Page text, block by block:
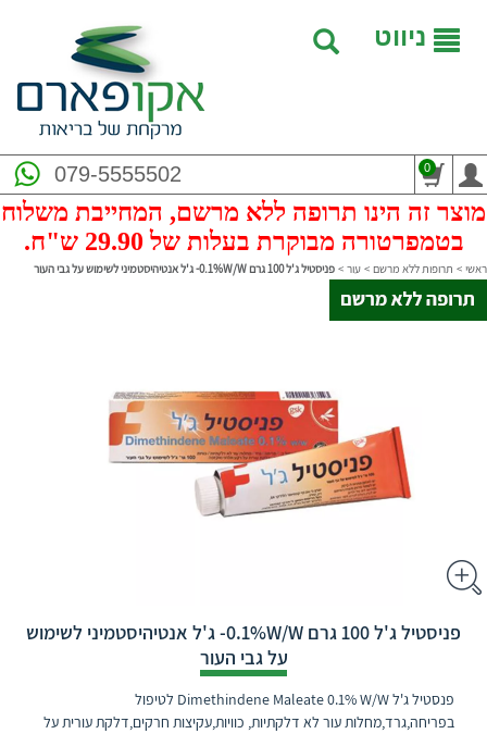
ניווט
079-5555502 0
מוצר זה הינו תרופה ללא מרשם, המחייבת משלוח
בטמפרטורה מבוקרת בעלות של 29.90 ש"ח.
ראשי > תרופות ללא מרשם > עור > פניסטיל ג'ל 100 גרם 0.1%W/W- ג'ל אנטיהיסטמיני לשימוש על גבי העור
פניסטיל ג'ל 100 גרם 0.1%W/W- ג'ל אנטיהיסטמיני לשימוש
על גבי העור
פנסטיל ג'ל Dimethindene Maleate 0.1% W/W לטיפול
בפריחה,גרד,מחלות עור לא דלקתיות, כוויות,עקיצות חרקים,דלקת עורית על